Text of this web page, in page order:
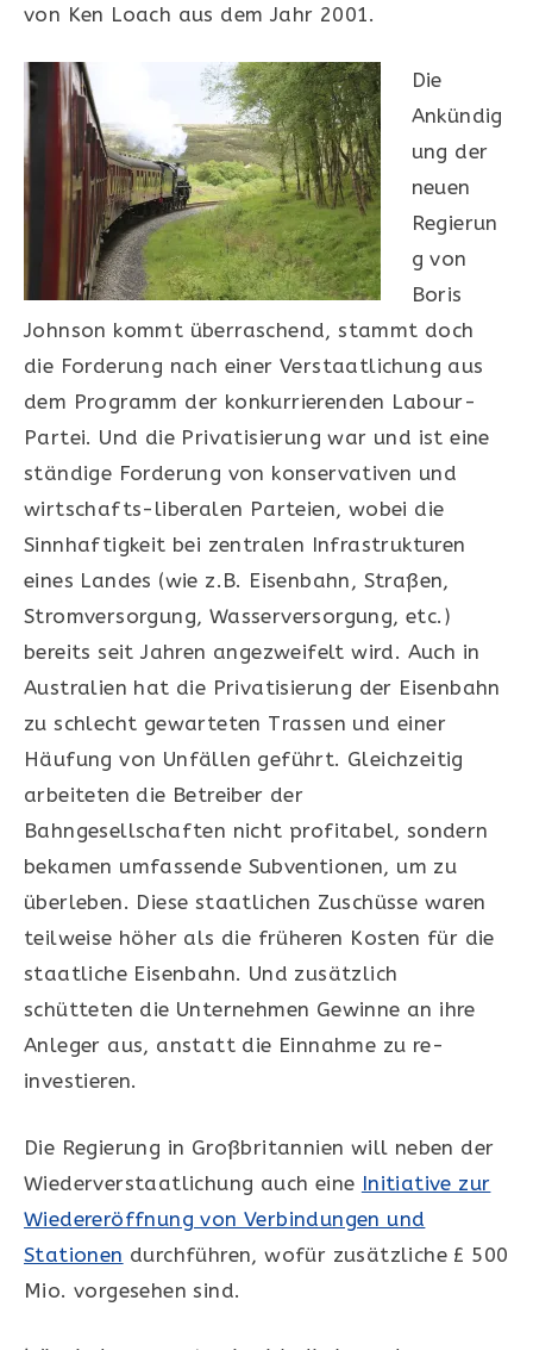
von Ken Loach aus dem Jahr 2001.
Die
Ankündig
ung der
neuen
Regierun
g von
Boris
Johnson kommt überraschend, stammt doch
die Forderung nach einer Verstaatlichung aus
dem Programm der konkurrierenden Labour-
Partei. Und die Privatisierung war und ist eine
ständige Forderung von konservativen und
wirtschafts-liberalen Parteien, wobei die
Sinnhaftigkeit bei zentralen Infrastrukturen
eines Landes (wie z.B. Eisenbahn, Straßen,
Stromversorgung, Wasserversorgung, etc.)
bereits seit Jahren angezweifelt wird. Auch in
Australien hat die Privatisierung der Eisenbahn
zu schlecht gewarteten Trassen und einer
Häufung von Unfällen geführt. Gleichzeitig
arbeiteten die Betreiber der
Bahngesellschaften nicht profitabel, sondern
bekamen umfassende Subventionen, um zu
überleben. Diese staatlichen Zuschüsse waren
teilweise höher als die früheren Kosten für die
staatliche Eisenbahn. Und zusätzlich
schütteten die Unternehmen Gewinne an ihre
Anleger aus, anstatt die Einnahme zu re-
investieren.
Die Regierung in Großbritannien will neben der
Wiederverstaatlichung auch eine Initiative zur
Wiedereröffnung von Verbindungen und
Stationen durchführen, wofür zusätzliche £ 500
Mio. vorgesehen sind.